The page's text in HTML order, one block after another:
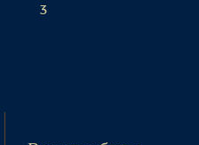
3